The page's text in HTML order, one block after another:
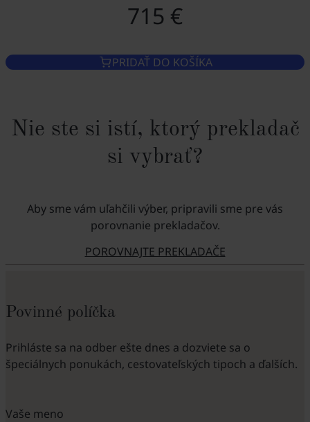
715 €
PRIDAŤ DO KOŠÍKA
Nie ste si istí, ktorý prekladač
si vybrať?
Aby sme vám uľahčili výber, pripravili sme pre vás
porovnanie prekladačov.
POROVNAJTE PREKLADAČE
Povinné políčka
Prihláste sa na odber ešte dnes a dozviete sa o
špeciálnych ponukách, cestovateľských tipoch a ďalších.
Vaše meno